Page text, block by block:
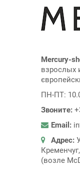
Mercury-
взрослых
ПН-ПТ:
Звоните:
Email:
Адрес:
(возле